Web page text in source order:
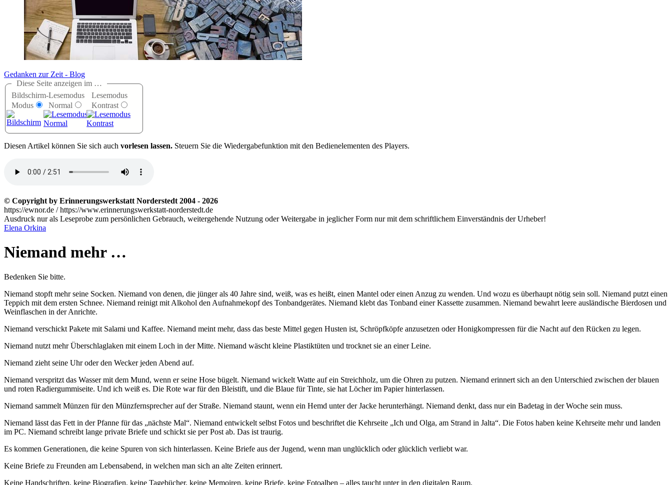
Gedanken zur Zeit - Blog
Diese Seite anzeigen im …
Bildschirm-
Modus
Lesemodus
Normal
Lesemodus
Kontrast
Diesen Artikel können Sie sich auch vorlesen lassen. Steuern Sie die Wiedergabefunktion mit den Bedienelementen des Players.
© Copyright by Erinnerungswerkstatt Norderstedt 2004 - 2026
https://ewnor.de / https://www.erinnerungswerkstatt-norderstedt.de
Ausdruck nur als Leseprobe zum persönlichen Gebrauch, weitergehende Nutzung oder Weitergabe in jeglicher Form nur mit dem schriftlichem Einverständnis der Urheber!
Elena Orkina
Niemand mehr …
Bedenken Sie bitte.
Niemand stopft mehr seine Socken. Niemand von denen, die jünger als 40 Jahre sind, weiß, was es heißt, einen Mantel oder einen Anzug zu wenden. Und wozu es überhaupt nötig sein soll. Niemand putzt einen
Teppich mit dem ersten Schnee. Niemand reinigt mit Alkohol den Aufnahmekopf des Tonbandgerätes. Niemand klebt das Tonband einer Kassette zusammen. Niemand bewahrt leere ausländische Bierdosen und
Weinflaschen in der Anrichte.
Niemand verschickt Pakete mit Salami und Kaffee. Niemand meint mehr, dass das beste Mittel gegen Husten ist, Schröpfköpfe anzusetzen oder Honigkompressen für die Nacht auf den Rücken zu legen.
Niemand nutzt mehr Überschlaglaken mit einem Loch in der Mitte. Niemand wäscht kleine Plastiktüten und trocknet sie an einer Leine.
Niemand zieht seine Uhr oder den Wecker jeden Abend auf.
Niemand verspritzt das Wasser mit dem Mund, wenn er seine Hose bügelt. Niemand wickelt Watte auf ein Streichholz, um die Ohren zu putzen. Niemand erinnert sich an den Unterschied zwischen der blauen
und roten Radiergummiseite. Und ich weiß es. Die Rote war für den Bleistift, und die Blaue für Tinte, sie hat Löcher im Papier hinterlassen.
Niemand sammelt Münzen für den Münzfernsprecher auf der Straße. Niemand staunt, wenn ein Hemd unter der Jacke herunterhängt. Niemand denkt, dass nur ein Badetag in der Woche sein muss.
Niemand lässt das Fett in der Pfanne für das
nächste Mal . Niemand entwickelt selbst Fotos und beschriftet die Kehrseite Ich und Olga, am Strand in Jalta . Die Fotos haben keine Kehrseite mehr und landen
im PC. Niemand schreibt lange private Briefe und schickt sie per Post ab. Das ist traurig.
Es kommen Generationen, die keine Spuren von sich hinterlassen. Keine Briefe aus der Jugend, wenn man unglücklich oder glücklich verliebt war.
Keine Briefe zu Freunden am Lebensabend, in welchen man sich an alte Zeiten erinnert.
Keine Handschriften, keine Biografien, keine Tagebücher, keine Memoiren, keine Briefe, keine Fotoalben – alles taucht unter in den digitalen Raum.